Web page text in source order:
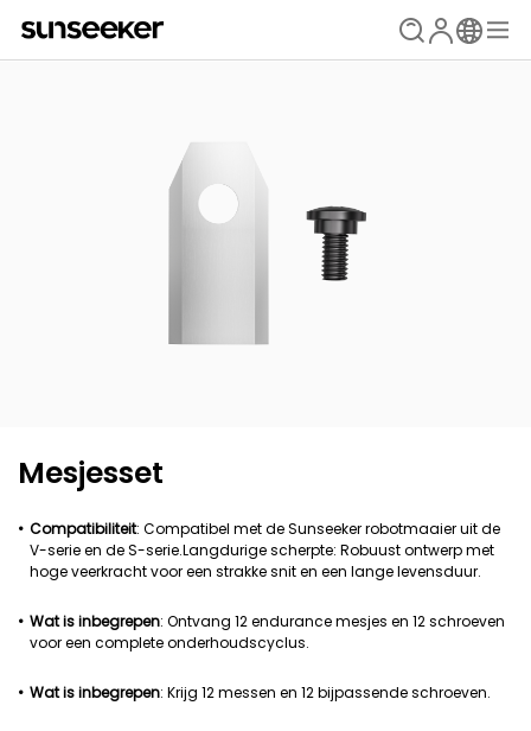
Mesjesset
Compatibiliteit: Compatibel met de Sunseeker robotmaaier uit de
V-serie en de S-serie.Langdurige scherpte: Robuust ontwerp met
hoge veerkracht voor een strakke snit en een lange levensduur.
Wat is inbegrepen: Ontvang 12 endurance mesjes en 12 schroeven
voor een complete onderhoudscyclus.
Wat is inbegrepen: Krijg 12 messen en 12 bijpassende schroeven.